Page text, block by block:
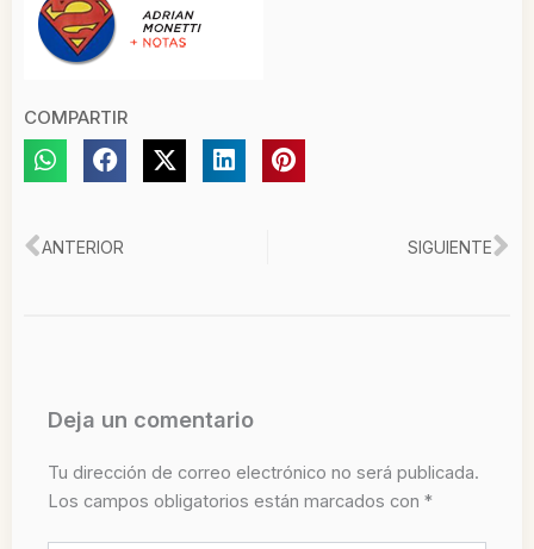
COMPARTIR
Ant
ANTERIOR SIGUIENTE
Deja un comentario
Tu dirección de correo electrónico no será publicada.
Los campos obligatorios están marcados con *